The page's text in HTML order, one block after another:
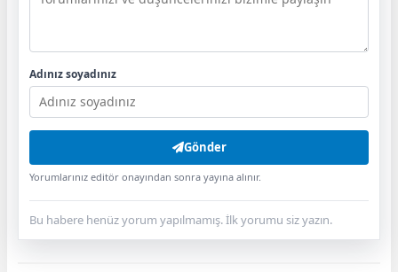
Adınız soyadınız
Gönder
Yorumlarınız editör onayından sonra yayına alınır.
Bu habere henüz yorum yapılmamış. İlk yorumu siz yazın.